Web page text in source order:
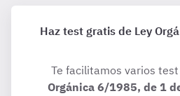
Haz test gratis de Ley
Te facilitamos varios
Orgánica 6/1985, de 1